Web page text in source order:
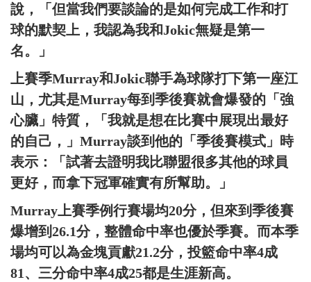
說，「但當我們要談論的是如何完成工作和打
球的默契上，我認為我和Jokic無疑是第一
名。」
上賽季Murray和Jokic聯手為球隊打下第一座江
山，尤其是Murray每到季後賽就會爆發的「強
心臟」特質，「我就是想在比賽中展現出最好
的自己，」Murray談到他的「季後賽模式」時
表示：「試著去證明我比聯盟很多其他的球員
更好，而拿下冠軍確實有所幫助。」
Murray上賽季例行賽場均20分，但來到季後賽
爆增到26.1分，整體命中率也優於季賽。而本季
場均可以為金塊貢獻21.2分，投籃命中率4成
81、三分命中率4成25都是生涯新高。